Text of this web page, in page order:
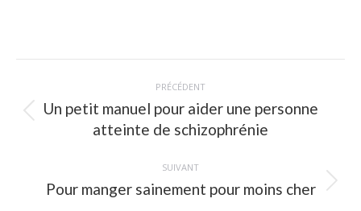
PRÉCÉDENT
Article
précédent
Un petit manuel pour aider une personne
atteinte de schizophrénie
SUIVANT
Article
Pour manger sainement pour moins cher